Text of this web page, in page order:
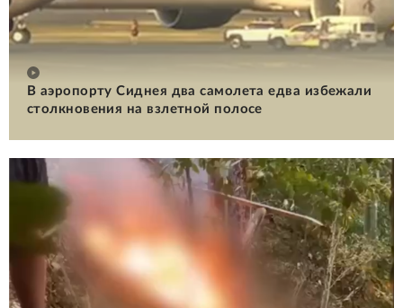
В аэропорту Сиднея два самолета едва избежали
столкновения на взлетной полосе